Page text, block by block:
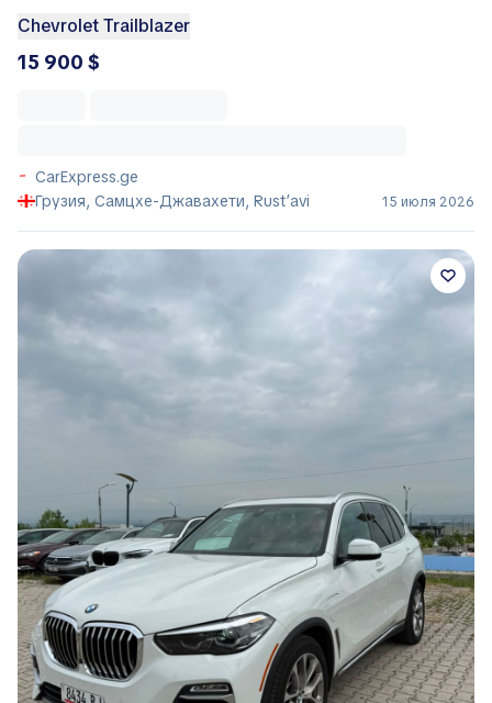
Chevrolet Trailblazer
15 900 $
CarExpress.ge
Грузия, Самцхе-Джавахети, Rust’avi
15 июля 2026